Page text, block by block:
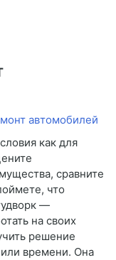
как для
сравните
что
—
на своих
решение
времени. Она